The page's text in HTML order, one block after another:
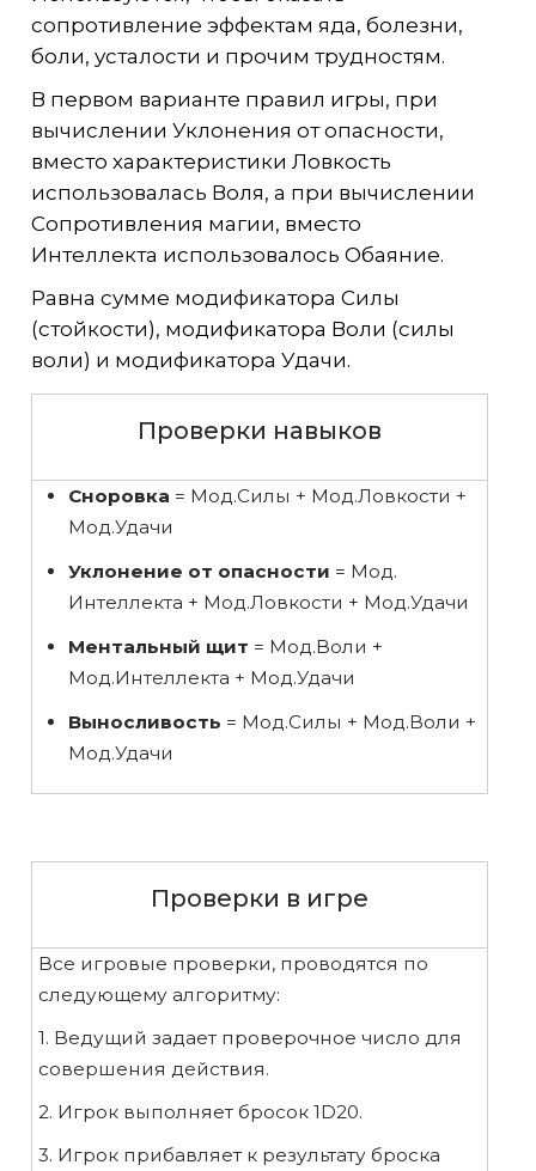
сопротивление эффектам яда, болезни,
боли, усталости и прочим трудностям.
В первом варианте правил игры, при
вычислении Уклонения от опасности,
вместо характеристики Ловкость
использовалась Воля, а при вычислении
Сопротивления магии, вместо
Интеллекта использовалось Обаяние.
Равна сумме модификатора Силы
(стойкости), модификатора Воли (силы
воли) и модификатора Удачи.
Проверки навыков
Сноровка = Мод.Силы + Мод.Ловкости +
Мод.Удачи
Уклонение от опасности = Мод.
Интеллекта + Мод.Ловкости + Мод.Удачи
Ментальный щит = Мод.Воли +
Мод.Интеллекта + Мод.Удачи
Выносливость = Мод.Силы + Мод.Воли +
Мод.Удачи
Проверки в игре
Все игровые проверки, проводятся по
следующему алгоритму:
1. Ведущий задает проверочное число для
совершения действия.
2. Игрок выполняет бросок 1D20.
3. Игрок прибавляет к результату броска